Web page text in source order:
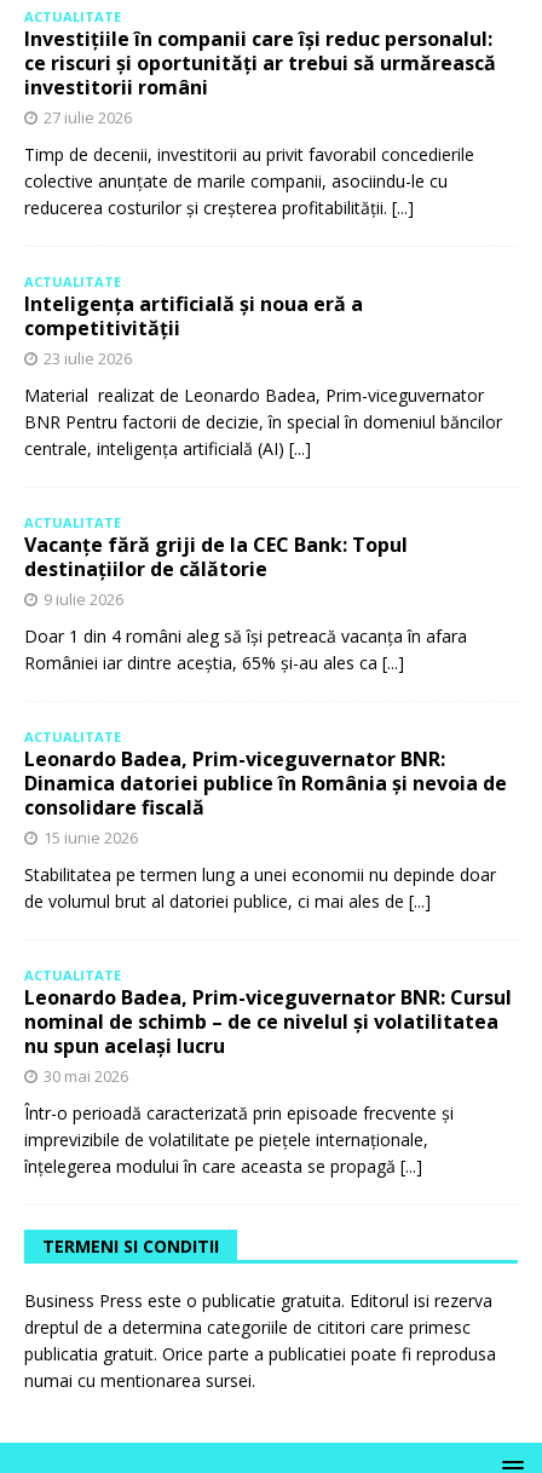
ACTUALITATE
Investițiile în companii care își reduc personalul:
ce riscuri și oportunități ar trebui să urmărească
investitorii români
27 iulie 2026
Timp de decenii, investitorii au privit favorabil concedierile
colective anunțate de marile companii, asociindu-le cu
reducerea costurilor și creșterea profitabilității. [...]
ACTUALITATE
Inteligența artificială și noua eră a
competitivității
23 iulie 2026
Material realizat de Leonardo Badea, Prim-viceguvernator
BNR Pentru factorii de decizie, în special în domeniul băncilor
centrale, inteligența artificială (AI) [...]
ACTUALITATE
Vacanțe fără griji de la CEC Bank: Topul
destinațiilor de călătorie
9 iulie 2026
Doar 1 din 4 români aleg să își petreacă vacanța în afara
României iar dintre aceștia, 65% și-au ales ca [...]
ACTUALITATE
Leonardo Badea, Prim-viceguvernator BNR:
Dinamica datoriei publice în România și nevoia de
consolidare fiscală
15 iunie 2026
Stabilitatea pe termen lung a unei economii nu depinde doar
de volumul brut al datoriei publice, ci mai ales de [...]
ACTUALITATE
Leonardo Badea, Prim-viceguvernator BNR: Cursul
nominal de schimb – de ce nivelul și volatilitatea
nu spun același lucru
30 mai 2026
Într-o perioadă caracterizată prin episoade frecvente și
imprevizibile de volatilitate pe piețele internaționale,
înțelegerea modului în care aceasta se propagă [...]
TERMENI SI CONDITII
Business Press este o publicatie gratuita. Editorul isi rezerva
dreptul de a determina categoriile de cititori care primesc
publicatia gratuit. Orice parte a publicatiei poate fi reprodusa
numai cu mentionarea sursei.